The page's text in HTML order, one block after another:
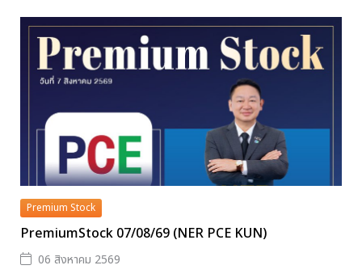
Premium Stock
PremiumStock 07/08/69 (NER PCE KUN)
06 สิงหาคม 2569